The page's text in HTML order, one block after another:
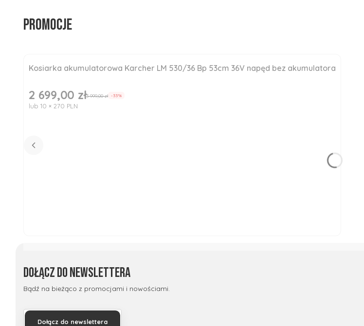
Promocje
Okazja
Kosiarka akumulatorowa Karcher LM 530/36 Bp 53cm 36V napęd bez akumulatora
Cena promocyjna
2 699,00 zł3 999,00 zł -33%
lub 10 × 270 PLN
Dołącz do newslettera
Bądź na bieżąco z promocjami i nowościami.
Dołącz do newslettera